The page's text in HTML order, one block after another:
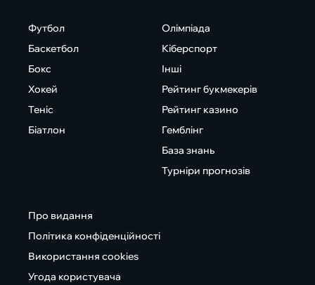
Футбол
Баскетбол
Бокс
Хокей
Теніс
Біатлон
Олімпіада
Кіберспорт
Інші
Рейтинг букмекерів
Рейтинг казино
Гемблінг
База знань
Турніри прогнозів
Про видання
Політика конфіденційності
Використання cookies
Угода користувача